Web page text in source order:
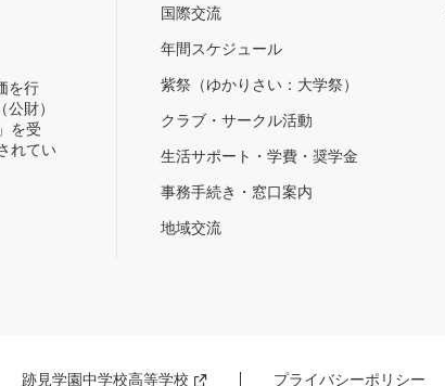
を行
財）
を受
れてい
国際交流
年間スケジュール
紫祭（ゆかりさい：大学祭）
クラブ・サークル活動
生活サポート・学費・奨学金
事務手続き・窓口案内
地域交流
跡見学園中学校高等学校 プライバシーポリシー